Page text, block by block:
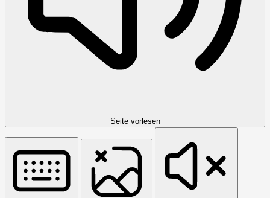
Seite vorlesen